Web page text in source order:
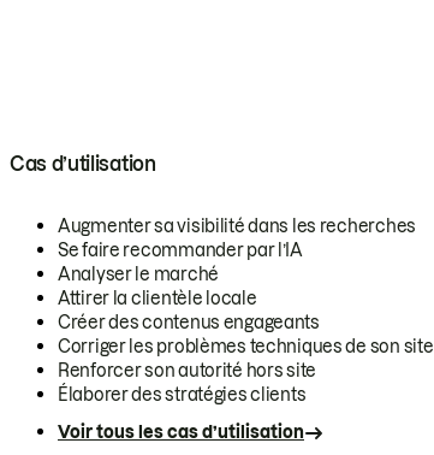
Cas d’utilisation
Augmenter sa visibilité dans les recherches
Se faire recommander par l’IA
Analyser le marché
Attirer la clientèle locale
Créer des contenus engageants
Corriger les problèmes techniques de son site
Renforcer son autorité hors site
Élaborer des stratégies clients
Voir tous les cas d’utilisation